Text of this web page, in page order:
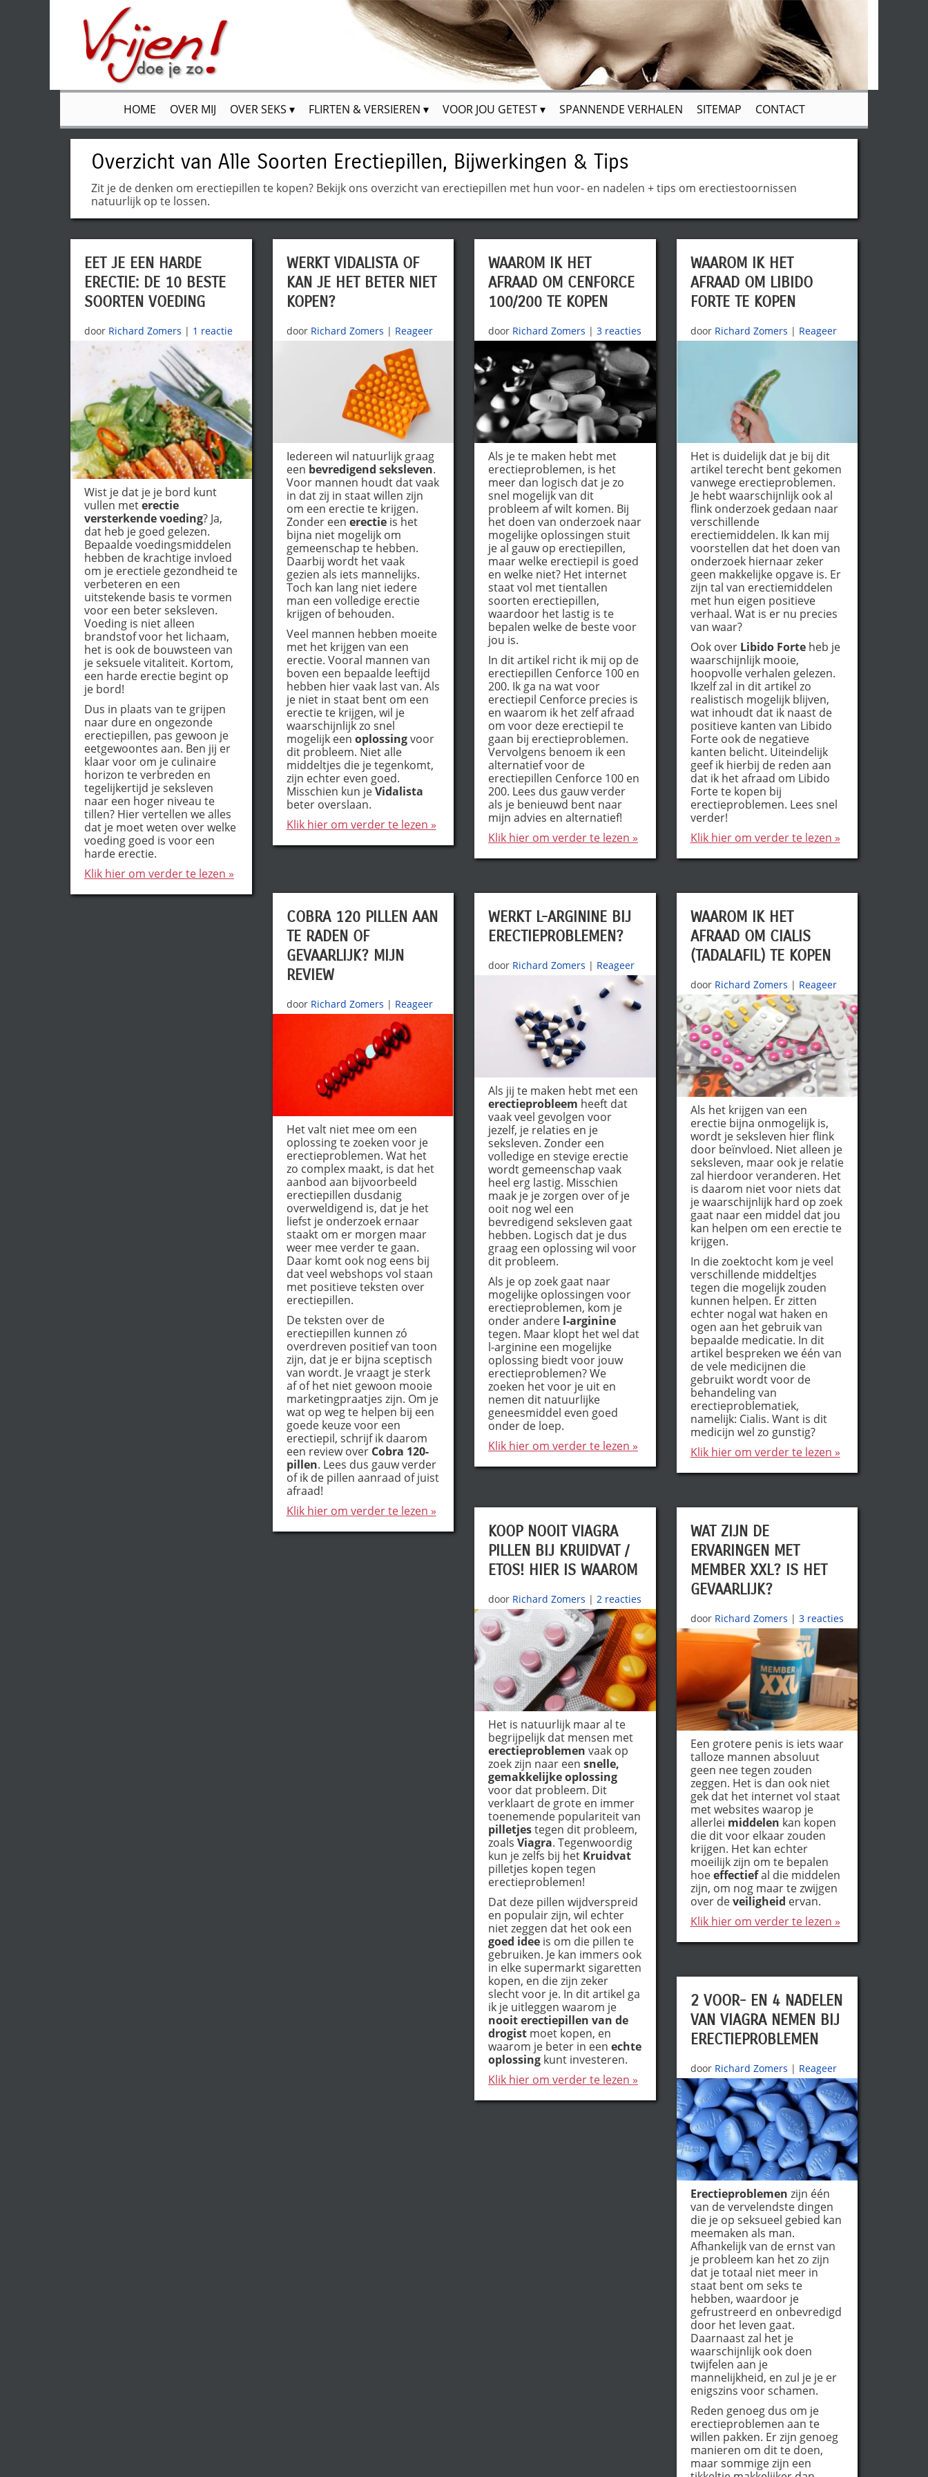
HOME OVER MIJ OVER SEKS FLIRTEN & VERSIEREN VOOR JOU GETEST SPANNENDE VERHALEN SITEMAP CONTACT
Overzicht van Alle Soorten Erectiepillen, Bijwerkingen & Tips
Zit je de denken om erectiepillen te kopen? Bekijk ons overzicht van erectiepillen met hun voor- en nadelen + tips om erectiestoornissen
natuurlijk op te lossen.
EET JE EEN HARDE
ERECTIE: DE 10 BESTE
SOORTEN VOEDING
door Richard Zomers | 1 reactie
Wist je dat je je bord kunt
vullen meterectie
versterkende voeding? Ja,
dat heb je goed gelezen.
Bepaalde voedingsmiddelen
hebben de krachtige invloed
om je erectiele gezondheid te
verbeteren en een
uitstekende basis te vormen
voor een beter seksleven.
Voeding is niet alleen
brandstof voor het lichaam,
het is ook de bouwsteen van
je seksuele vitaliteit. Kortom,
een harde erectie begint op
je bord!
Dus in plaats van te grijpen
naar dure en ongezonde
erectiepillen, pas gewoon je
eetgewoontes aan. Ben jij er
klaar voor om je culinaire
horizon te verbreden en
tegelijkertijd je seksleven
naar een hoger niveau te
tillen? Hier vertellen we alles
dat je moet weten over welke
voeding goed is voor een
harde erectie.
Klik hier om verder te lezen »
WERKT VIDALISTA OF
KAN JE HET BETER NIET
KOPEN?
door Richard Zomers | Reageer
Iedereen wil natuurlijk graag
een bevredigend seksleven.
Voor mannen houdt dat vaak
in dat zij in staat willen zijn
om een erectie te krijgen.
Zonder een erectieis het
bijna niet mogelijk om
gemeenschap te hebben.
Daarbij wordt het vaak
gezien als iets mannelijks.
Toch kan lang niet iedere
man een volledige erectie
krijgen of behouden.
Veel mannen hebben moeite
met het krijgen van een
erectie. Vooral mannen van
boven een bepaalde leeftijd
hebben hier vaak last van. Als
je niet in staat bent om een
erectie te krijgen, wil je
waarschijnlijk zo snel
mogelijk een oplossingvoor
dit probleem. Niet alle
middeltjes die je tegenkomt,
zijn echter even goed.
Misschien kun jeVidalista
beter overslaan.
Klik hier om verder te lezen »
WAAROM IK HET
AFRAAD OM CENFORCE
100/200 TE KOPEN
door Richard Zomers | 3 reacties
Als je te maken hebt met
erectieproblemen, is het
meer dan logisch dat je zo
snel mogelijk van dit
probleem af wilt komen. Bij
het doen van onderzoek naar
mogelijke oplossingen stuit
je al gauw op erectiepillen,
maar welke erectiepil is goed
en welke niet? Het internet
staat vol met tientallen
soorten erectiepillen,
waardoor het lastig is te
bepalen welke de beste voor
jou is.
In dit artikel richt ik mij op de
erectiepillen Cenforce 100 en
200. Ik ga na wat voor
erectiepil Cenforce precies is
en waarom ik het zelf afraad
om voor deze erectiepil te
gaan bij erectieproblemen.
Vervolgens benoem ik een
alternatief voor de
erectiepillen Cenforce 100 en
200. Lees dus gauw verder
als je benieuwd bent naar
mijn advies en alternatief!
Klik hier om verder te lezen »
WAAROM IK HET
AFRAAD OM LIBIDO
FORTE TE KOPEN
door Richard Zomers | Reageer
Het is duidelijk dat je bij dit
artikel terecht bent gekomen
vanwege erectieproblemen.
Je hebt waarschijnlijk ook al
flink onderzoek gedaan naar
verschillende
erectiemiddelen. Ik kan mij
voorstellen dat het doen van
onderzoek hiernaar zeker
geen makkelijke opgave is. Er
zijn tal van erectiemiddelen
met hun eigen positieve
verhaal. Wat is er nu precies
van waar?
Ook over Libido Forteheb je
waarschijnlijk mooie,
hoopvolle verhalen gelezen.
Ikzelf zal in dit artikel zo
realistisch mogelijk blijven,
wat inhoudt dat ik naast de
positieve kanten van Libido
Forte ook de negatieve
kanten belicht. Uiteindelijk
geef ik hierbij de reden aan
dat ik het afraad om Libido
Forte te kopen bij
erectieproblemen. Lees snel
verder!
Klik hier om verder te lezen »
COBRA 120 PILLEN AAN
TE RADEN OF
GEVAARLIJK? MIJN
REVIEW
door Richard Zomers | Reageer
Het valt niet mee om een
oplossing te zoeken voor je
erectieproblemen. Wat het
zo complex maakt, is dat het
aanbod aan bijvoorbeeld
erectiepillen dusdanig
overweldigend is, dat je het
liefst je onderzoek ernaar
staakt om er morgen maar
weer mee verder te gaan.
Daar komt ook nog eens bij
dat veel webshops vol staan
met positieve teksten over
erectiepillen.
De teksten over de
erectiepillen kunnen zó
overdreven positief van toon
zijn, dat je er bijna sceptisch
van wordt. Je vraagt je sterk
af of het niet gewoon mooie
marketingpraatjes zijn. Om je
wat op weg te helpen bij een
goede keuze voor een
erectiepil, schrijf ik daarom
een review over Cobra 120-
pillen. Lees dus gauw verder
of ik de pillen aanraad of juist
afraad!
Klik hier om verder te lezen »
WERKT L-ARGININE BIJ
ERECTIEPROBLEMEN?
door Richard Zomers | Reageer
Als jij te maken hebt met een
erectieprobleem heeft dat
vaak veel gevolgen voor
jezelf, je relaties en je
seksleven. Zonder een
volledige en stevige erectie
wordt gemeenschap vaak
heel erg lastig. Misschien
maak je je zorgen over of je
ooit nog wel een
bevredigend seksleven gaat
hebben. Logisch dat je dus
graag een oplossing wil voor
dit probleem.
Als je op zoek gaat naar
mogelijke oplossingen voor
erectieproblemen, kom je
onder andere l-arginine
tegen. Maar klopt het wel dat
l-arginine een mogelijke
oplossing biedt voor jouw
erectieproblemen? We
zoeken het voor je uit en
nemen dit natuurlijke
geneesmiddel even goed
onder de loep.
Klik hier om verder te lezen »
WAAROM IK HET
AFRAAD OM CIALIS
(TADALAFIL) TE KOPEN
door Richard Zomers | Reageer
Als het krijgen van een
erectie bijna onmogelijk is,
wordt je seksleven hier flink
door beïnvloed. Niet alleen je
seksleven, maar ook je relatie
zal hierdoor veranderen. Het
is daarom niet voor niets dat
je waarschijnlijk hard op zoek
gaat naar een middel dat jou
kan helpen om een erectie te
krijgen.
In die zoektocht kom je veel
verschillende middeltjes
tegen die mogelijk zouden
kunnen helpen. Er zitten
echter nogal wat haken en
ogen aan het gebruik van
bepaalde medicatie. In dit
artikel bespreken we één van
de vele medicijnen die
gebruikt wordt voor de
behandeling van
erectieproblematiek,
namelijk: Cialis. Want is dit
medicijn wel zo gunstig?
Klik hier om verder te lezen »
KOOP NOOIT VIAGRA
PILLEN BIJ KRUIDVAT /
ETOS! HIER IS WAAROM
door Richard Zomers | 2 reacties
Het is natuurlijk maar al te
begrijpelijk dat mensen met
erectieproblemen vaak op
zoek zijn naar een snelle,
gemakkelijke oplossing
voor dat probleem. Dit
verklaart de grote en immer
toenemende populariteit van
pilletjestegen dit probleem,
zoals Viagra. Tegenwoordig
kun je zelfs bij het Kruidvat
pilletjes kopen tegen
erectieproblemen!
Dat deze pillen wijdverspreid
en populair zijn, wil echter
niet zeggen dat het ook een
goed idee is om die pillen te
gebruiken. Je kan immers ook
in elke supermarkt sigaretten
kopen, en die zijn zeker
slecht voor je. In dit artikel ga
ik je uitleggen waarom je
nooit erectiepillen van de
drogist moet kopen, en
waarom je beter in een echte
oplossing kunt investeren.
Klik hier om verder te lezen »
WAT ZIJN DE
ERVARINGEN MET
MEMBER XXL? IS HET
GEVAARLIJK?
door Richard Zomers | 3 reacties
Een grotere penis is iets waar
talloze mannen absoluut
geen nee tegen zouden
zeggen. Het is dan ook niet
gek dat het internet vol staat
met websites waarop je
allerlei middelen kan kopen
die dit voor elkaar zouden
krijgen. Het kan echter
moeilijk zijn om te bepalen
hoeeffectiefal die middelen
zijn, om nog maar te zwijgen
over deveiligheid ervan.
Klik hier om verder te lezen »
2 VOOR- EN 4 NADELEN
VAN VIAGRA NEMEN BIJ
ERECTIEPROBLEMEN
door Richard Zomers | Reageer
Erectieproblemen zijn één
van de vervelendste dingen
die je op seksueel gebied kan
meemaken als man.
Afhankelijk van de ernst van
je probleem kan het zo zijn
dat je totaal niet meer in
staat bent om seks te
hebben, waardoor je
gefrustreerd en onbevredigd
door het leven gaat.
Daarnaast zal het je
waarschijnlijk ook doen
twijfelen aan je
mannelijkheid, en zul je je er
enigszins voor schamen.
Reden genoeg dus om je
erectieproblemen aan te
willen pakken. Er zijn genoeg
manieren om dit te doen,
maar sommige zijn een